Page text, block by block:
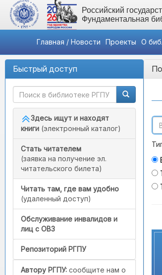
Российский
Фундаментальная
Главная / Новости Проекты О
Быстрый доступ
Здесь ищут и находят
книги (электронный каталог)
Стать читателем
(заявка на получение эл.
читательского билета)
Читать там, где вам удобно
(удаленный доступ)
Обслуживание инвалидов и
лиц с ОВЗ
Репозиторий РГПУ
Автору РГПУ: сообщите нам о